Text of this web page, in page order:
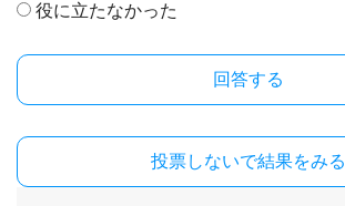
役に立たなかった
投票しないで結果をみる